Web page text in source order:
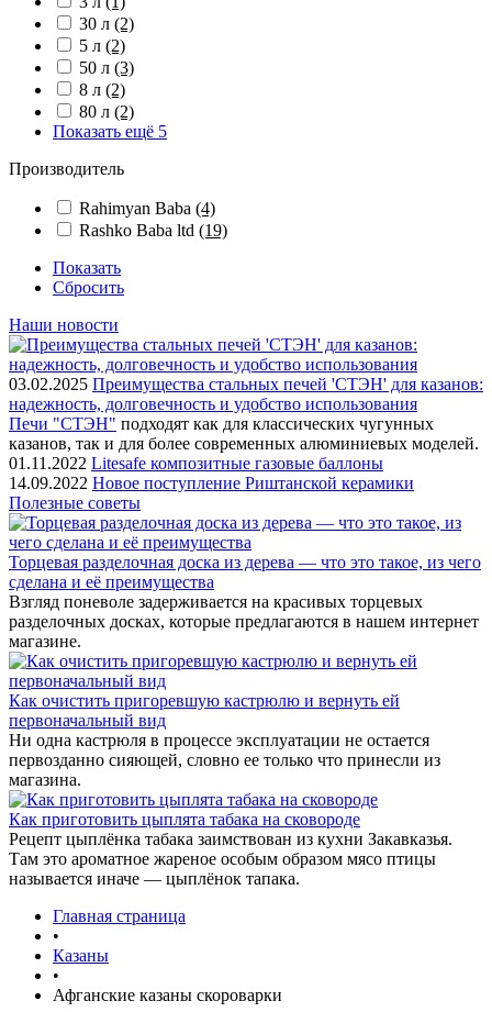
30 л (2)
5 л (2)
50 л (3)
8 л (2)
80 л (2)
Показать ещё 5
Производитель
Rahimyan Baba (4)
Rashko Baba ltd (19)
Показать
Сбросить
Наши новости
03.02.2025 Преимущества стальных печей 'СТЭН' для казанов:
надежность, долговечность и удобство использования
Печи "СТЭН" подходят как для классических чугунных
казанов, так и для более современных алюминиевых моделей.
01.11.2022 Litesafe композитные газовые баллоны
14.09.2022 Новое поступление Риштанской керамики
Полезные советы
Торцевая разделочная доска из дерева — что это такое, из чего
сделана и её преимущества
Взгляд поневоле задерживается на красивых торцевых
разделочных досках, которые предлагаются в нашем интернет
магазине.
Как очистить пригоревшую кастрюлю и вернуть ей
первоначальный вид
Ни одна кастрюля в процессе эксплуатации не остается
первозданно сияющей, словно ее только что принесли из
магазина.
Как приготовить цыплята табака на сковороде
Рецепт цыплёнка табака заимствован из кухни Закавказья.
Там это ароматное жареное особым образом мясо птицы
называется иначе — цыплёнок тапака.
Главная страница
•
Казаны
•
Афганские казаны скороварки